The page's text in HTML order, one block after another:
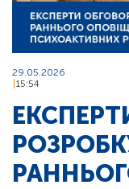
29.05.2026
15:54